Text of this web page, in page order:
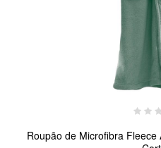
Roupão de Microfibra